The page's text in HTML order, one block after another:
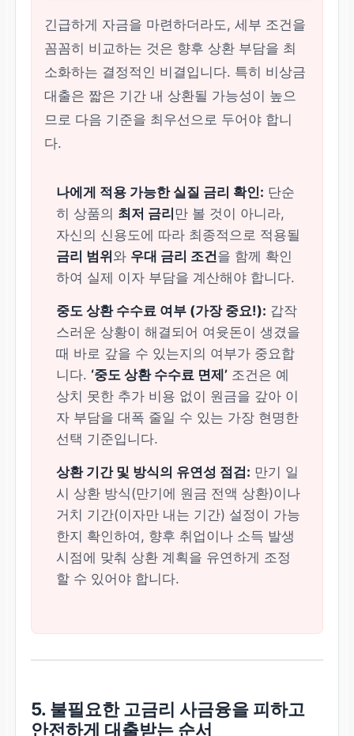
최대 1,200만 원 (생활/
금리 수준
저금리(연 3%~10%대)
심사 속도
매우 빠름 (당일 실행 가
능)
다소 느림 (상담/심사
기간 필요)
긴급하게 자금을 마련하더라도, 세부 조건을
꼼꼼히 비교하는 것은 향후 상환 부담을 최
소화하는 결정적인 비결입니다. 특히 비상금
대출은 짧은 기간 내 상환될 가능성이 높으
므로 다음 기준을 최우선으로 두어야 합니
다.
나에게 적용 가능한 실질 금리 확인: 단순
히 상품의 최저 금리 만 볼 것이 아니라,
자신의 신용도에 따라 최종적으로 적용될
금리 범위 와 우대 금리 조건을 함께 확인
하여 실제 이자 부담을 계산해야 합니다.
중도 상환 수수료 여부 (가장 중요!): 갑작
스러운 상황이 해결되어 여윳돈이 생겼을
때 바로 갚을 수 있는지의 여부가 중요합
니다. ‘중도 상환 수수료 면제’ 조건은 예
상치 못한 추가 비용 없이 원금을 갚아 이
자 부담을 대폭 줄일 수 있는 가장 현명한
선택 기준입니다.
상환 기간 및 방식의 유연성 점검: 만기 일
시 상환 방식(만기에 원금 전액 상환)이나
거치 기간(이자만 내는 기간) 설정이 가능
한지 확인하여, 향후 취업이나 소득 발생
시점에 맞춰 상환 계획을 유연하게 조정
할 수 있어야 합니다.
5. 불필요한 고금리 사금융을 피하고
안전하게 대출받는 순서